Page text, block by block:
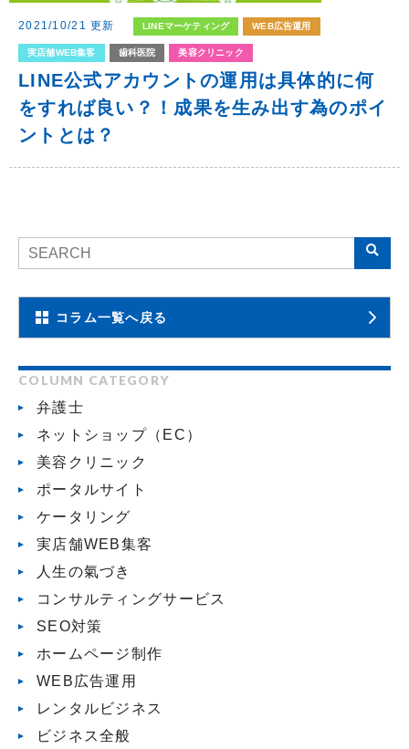
2021/10/21 更新 LINEマーケティング WEB広告運用
実店舗WEB集客 歯科医院 美容クリニック
LINE公式アカウントの運用は具体的に何
をすれば良い？！成果を生み出す為のポイ
ントとは？
コラム一覧へ戻る
COLUMN CATEGORY
弁護士
ネットショップ（EC）
美容クリニック
ポータルサイト
ケータリング
実店舗WEB集客
人生の氣づき
コンサルティングサービス
SEO対策
ホームページ制作
WEB広告運用
レンタルビジネス
ビジネス全般